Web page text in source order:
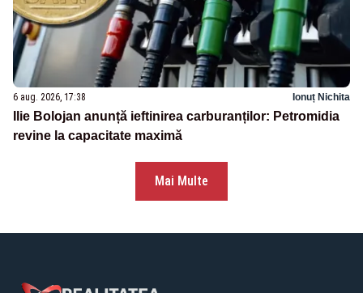
6 aug. 2026, 17:38 Ionuț Nichita
Ilie Bolojan anunță ieftinirea carburanților: Petromidia
revine la capacitate maximă
Mai Multe